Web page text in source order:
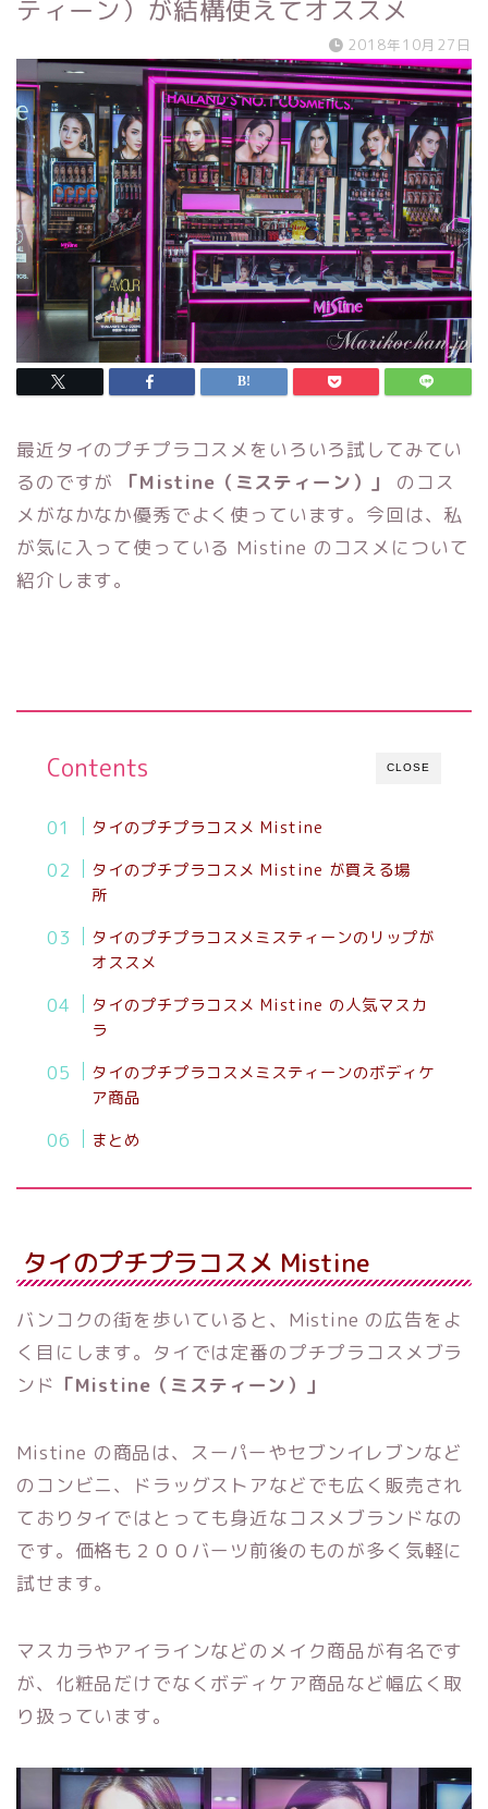
ティーン）が結構使えてオススメ
2018年10月27日
最近タイのプチプラコスメをいろいろ試してみてい
るのですが
「Mistine（ミスティーン）」
のコス
メがなかなか優秀でよく使っています。今回は、私
が気に入って使っている Mistine のコスメについて
紹介します。
CLOSE
Contents
タイのプチプラコスメ Mistine
タイのプチプラコスメ Mistine が買える場
所
タイのプチプラコスメミスティーンのリップが
オススメ
タイのプチプラコスメ Mistine の人気マスカ
ラ
タイのプチプラコスメミスティーンのボディケ
ア商品
まとめ
タイのプチプラコスメ Mistine
バンコクの街を歩いていると、Mistine の広告をよ
く目にします。タイでは定番のプチプラコスメブラ
ンド 「Mistine（ミスティーン）」
Mistine の商品は、スーパーやセブンイレブンなど
のコンビニ、ドラッグストアなどでも広く販売され
ておりタイではとっても身近なコスメブランドなの
です。価格も２００バーツ前後のものが多く気軽に
試せます。
マスカラやアイラインなどのメイク商品が有名です
が、化粧品だけでなくボディケア商品など幅広く取
り扱っています。